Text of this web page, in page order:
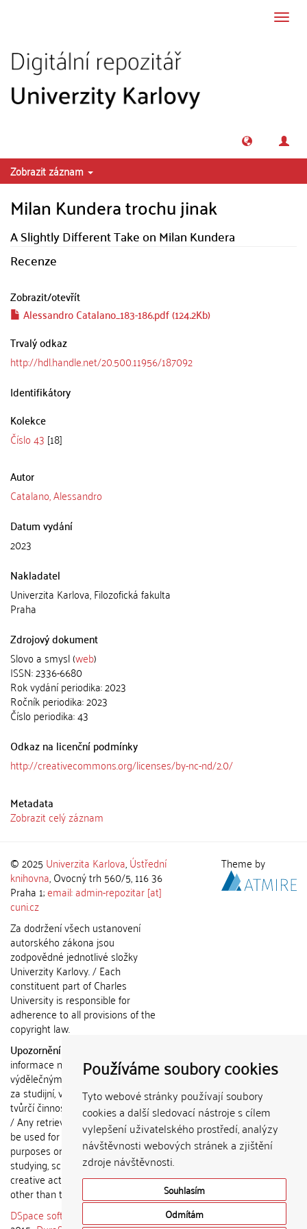
Používáme soubory cookies
Tyto webové stránky používají soubory
cookies a další sledovací nástroje s cílem
vylepšení uživatelského prostředí, analýzy
návštěvnosti webových stránek a zjištění
zdroje návštěvnosti.
Souhlasím
Odmítám
Zobrazit záznam
Milan Kundera trochu jinak
A Slightly Different Take on Milan Kundera
Recenze
Zobrazit/otevřít
Alessandro Catalano_183-186.pdf (124.2Kb)
Trvalý odkaz
http://hdl.handle.net/20.500.11956/187092
Identifikátory
Kolekce
Číslo 43 [18]
Autor
Catalano, Alessandro
Datum vydání
2023
Nakladatel
Univerzita Karlova, Filozofická fakulta
Praha
Zdrojový dokument
Slovo a smysl (web)
ISSN: 2336-6680
Rok vydání periodika: 2023
Ročník periodika: 2023
Číslo periodika: 43
Odkaz na licenční podmínky
http://creativecommons.org/licenses/by-nc-nd/2.0/
Metadata
Zobrazit celý záznam
© 2025 Univerzita Karlova,Ústřední
knihovna, Ovocný trh 560/5, 116 36
Praha 1;email: admin-repozitar [at]
cuni.cz
Za dodržení všech ustanovení
autorského zákona jsou
zodpovědné jednotlivé složky
Univerzity Karlovy. / Each
constituent part of Charles
University is responsible for
adherence to all provisions of the
copyright law.
Upozornění / Notice:
informace nemohou být použity k
výdělečným účelům nebo vydávány
za studijní, vědeckou nebo jinou
tvůrčí činnost jiné osoby než autora.
/ Any retrieved information shall not
be used for any commercial
purposes or claimed as results of
studying, scientific or any other
creative activities of any person
other than the author.
DSpace software
copyright © 2002-
Theme by